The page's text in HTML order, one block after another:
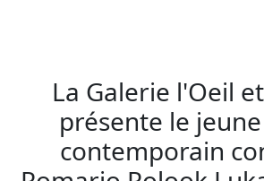
La Galerie l'Oeil
présente le
contemporain